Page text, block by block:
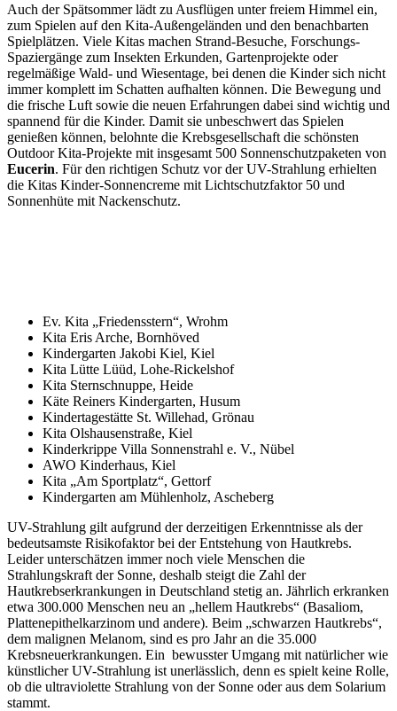
Auch der Spätsommer lädt zu Ausflügen unter freiem Himmel ein,
zum Spielen auf den Kita-Außengeländen und den benachbarten
Spielplätzen. Viele Kitas machen Strand-Besuche, Forschungs-
Spaziergänge zum Insekten Erkunden, Gartenprojekte oder
regelmäßige Wald- und Wiesentage, bei denen die Kinder sich nicht
immer komplett im Schatten aufhalten können. Die Bewegung und
die frische Luft sowie die neuen Erfahrungen dabei sind wichtig und
spannend für die Kinder. Damit sie unbeschwert das Spielen
genießen können, belohnte die Krebsgesellschaft die schönsten
Outdoor Kita-Projekte mit insgesamt 500 Sonnenschutzpaketen von
Eucerin. Für den richtigen Schutz vor der UV-Strahlung erhielten
die Kitas Kinder-Sonnencreme mit Lichtschutzfaktor 50 und
Sonnenhüte mit Nackenschutz.
Ev. Kita „Friedensstern“, Wrohm
Kita Eris Arche, Bornhöved
Kindergarten Jakobi Kiel, Kiel
Kita Lütte Lüüd, Lohe-Rickelshof
Kita Sternschnuppe, Heide
Käte Reiners Kindergarten, Husum
Kindertagestätte St. Willehad, Grönau
Kita Olshausenstraße, Kiel
Kinderkrippe Villa Sonnenstrahl e. V., Nübel
AWO Kinderhaus, Kiel
Kita „Am Sportplatz“, Gettorf
Kindergarten am Mühlenholz, Ascheberg
UV-Strahlung gilt aufgrund der derzeitigen Erkenntnisse als der
bedeutsamste Risikofaktor bei der Entstehung von Hautkrebs.
Leider unterschätzen immer noch viele Menschen die
Strahlungskraft der Sonne, deshalb steigt die Zahl der
Hautkrebserkrankungen in Deutschland stetig an. Jährlich erkranken
etwa 300.000 Menschen neu an „hellem Hautkrebs“ (Basaliom,
Plattenepithelkarzinom und andere). Beim „schwarzen Hautkrebs“,
dem malignen Melanom, sind es pro Jahr an die 35.000
Krebsneuerkrankungen. Ein bewusster Umgang mit natürlicher wie
künstlicher UV-Strahlung ist unerlässlich, denn es spielt keine Rolle,
ob die ultraviolette Strahlung von der Sonne oder aus dem Solarium
stammt.